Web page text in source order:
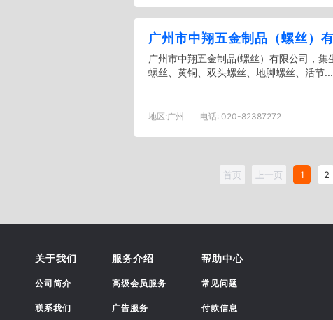
广州市中翔五金制品（螺丝）
广州市中翔五金制品(螺丝）有限公司，
螺丝、黄铜、双头螺丝、地脚螺丝、活节...
地区:广州 电话: 020-82387272
首页 上一页 1 2
关于我们
公司简介
联系我们
服务介绍
高级会员服务
广告服务
帮助中心
常见问题
付款信息